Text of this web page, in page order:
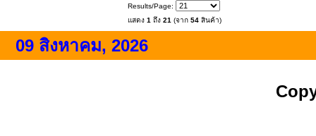
Results/Page:
แสดง 1 ถึง 21 (จาก 54 สินค้า)
09 สิงหาคม, 2026